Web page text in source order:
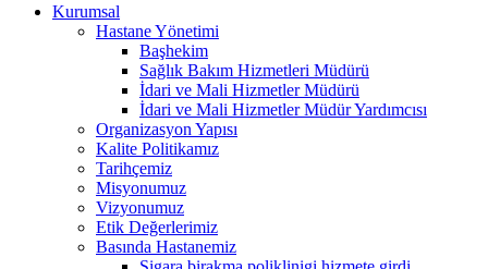
Kurumsal
Hastane Yönetimi
Başhekim
Sağlık Bakım Hizmetleri Müdürü
İdari ve Mali Hizmetler Müdürü
İdari ve Mali Hizmetler Müdür Yardımcısı
Organizasyon Yapısı
Kalite Politikamız
Tarihçemiz
Misyonumuz
Vizyonumuz
Etik Değerlerimiz
Basında Hastanemiz